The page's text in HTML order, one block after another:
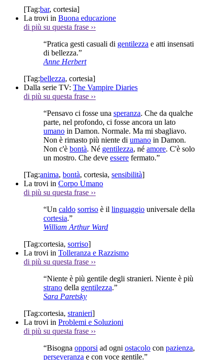
[Tag:bar, cortesia]
La trovi in Buona educazione
di più su questa frase ››
“Pratica gesti casuali di gentilezza e atti insensati
di bellezza.”
Anne Herbert
[Tag:bellezza, cortesia]
Dalla serie TV: The Vampire Diaries
di più su questa frase ››
“Pensavo ci fosse una speranza. Che da qualche
parte, nel profondo, ci fosse ancora un lato
umano in Damon. Normale. Ma mi sbagliavo.
Non è rimasto più niente di umano in Damon.
Non c'è bontà. Né gentilezza, né amore. C'è solo
un mostro. Che deve essere fermato.”
[Tag:anima, bontà, cortesia, sensibilità]
La trovi in Corpo Umano
di più su questa frase ››
“Un caldo sorriso è il linguaggio universale della
cortesia.”
William Arthur Ward
[Tag:cortesia, sorriso]
La trovi in Tolleranza e Razzismo
di più su questa frase ››
“Niente è più gentile degli stranieri. Niente è più
strano della gentilezza.”
Sara Paretsky
[Tag:cortesia, stranieri]
La trovi in Problemi e Soluzioni
di più su questa frase ››
“Bisogna opporsi ad ogni ostacolo con pazienza,
perseveranza e con voce gentile.”